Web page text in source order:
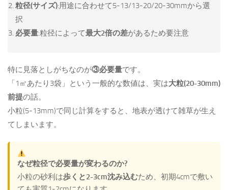
粒径(サイズ):用途に合わせて5-13/13-20/20-30mmから選
択
必要量:粒径によって最大2倍の差があるため要注意
特に見落としがちなのが③必要量です。
「1㎡あたり3袋」という一般的な数値は、実は大粒(20-30mm)
前提の話。
小粒(5-13mm)で同じ計算をすると、地表が透けて雑草が生え
てしまいます。
なぜ粒径で必要量が変わるのか?
小粒の砂利は歩くと2-3cm沈み込むため、初期4cmで敷い